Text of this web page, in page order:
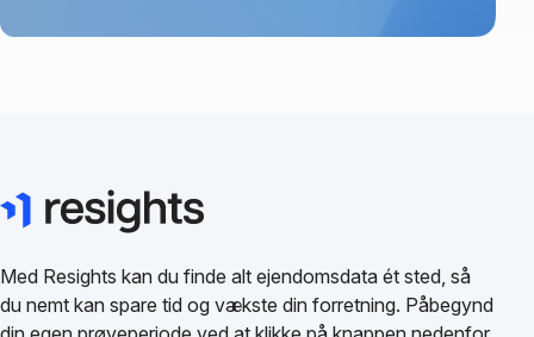
Med Resights kan du finde alt ejendomsdata ét sted, så
du nemt kan spare tid og vækste din forretning. Påbegynd